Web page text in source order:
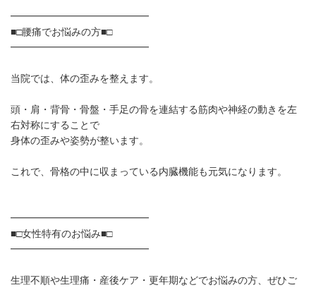
━━━━━━━━━━━━━━
■□腰痛でお悩みの方■□
━━━━━━━━━━━━━━
当院では、体の歪みを整えます。
頭・肩・背骨・骨盤・手足の骨を連結する筋肉や神経の動きを左
右対称にすることで
身体の歪みや姿勢が整います。
これで、骨格の中に収まっている内臓機能も元気になります。
━━━━━━━━━━━━━━
■□女性特有のお悩み■□
━━━━━━━━━━━━━━
生理不順や生理痛・産後ケア・更年期などでお悩みの方、ぜひご